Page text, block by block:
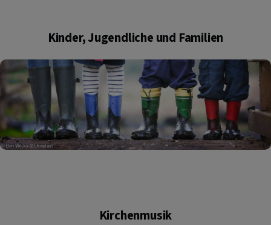
Kinder, Jugendliche und Familien
Kirchenmusik